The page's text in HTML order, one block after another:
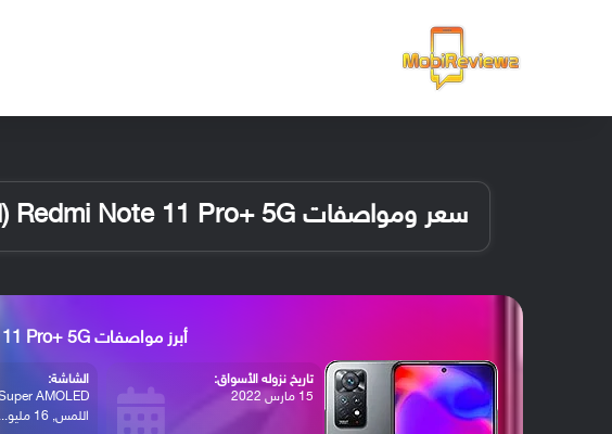
سعر ومواصفات Redmi Note 11 Pro+ 5G (الإصدار الهندي)
أبرز مواصفات Redmi Note 11 Pro+ 5G (الإصدار الهندي)
تاريخ نزوله الأسواق:
15 مارس 2022
الشاشة:
اللمس, 16 مليو...